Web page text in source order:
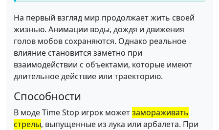
На первый взгляд мир продолжает жить своей
жизнью. Анимации воды, дождя и движения
голов мобов сохраняются. Однако реальное
влияние становится заметно при
взаимодействии с объектами, которые имеют
длительное действие или траекторию.
Способности
В моде Time Stop игрок можетзамораживать
стрелы, выпущенные из лука или арбалета. При